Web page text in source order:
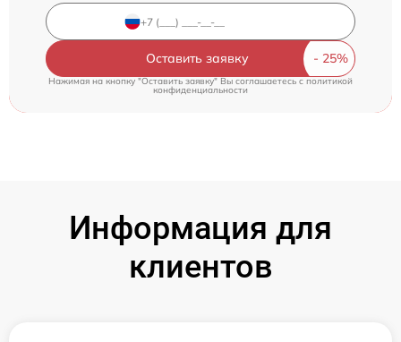
Оставить заявку
Нажимая на кнопку "Оставить заявку" Вы соглашаетесь c политикой
конфиденциальности
Информация для
клиентов